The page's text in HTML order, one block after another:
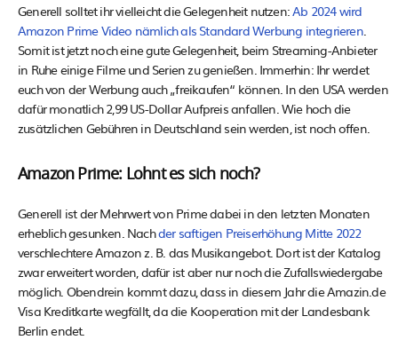
Generell solltet ihr vielleicht die Gelegenheit nutzen:Ab 2024 wird
Amazon Prime Video nämlich als Standard Werbung integrieren.
Somit ist jetzt noch eine gute Gelegenheit, beim Streaming-Anbieter
in Ruhe einige Filme und Serien zu genießen. Immerhin: Ihr werdet
euch von der Werbung auch „freikaufen“ können. In den USA werden
dafür monatlich 2,99 US-Dollar Aufpreis anfallen. Wie hoch die
zusätzlichen Gebühren in Deutschland sein werden, ist noch offen.
Amazon Prime: Lohnt es sich noch?
Generell ist der Mehrwert von Prime dabei in den letzten Monaten
erheblich gesunken. Nachder saftigen Preiserhöhung Mitte 2022
verschlechtere Amazon z. B. das Musikangebot. Dort ist der Katalog
zwar erweitert worden, dafür ist aber nur noch die Zufallswiedergabe
möglich. Obendrein kommt dazu, dass in diesem Jahr die Amazin.de
Visa Kreditkarte wegfällt, da die Kooperation mit der Landesbank
Berlin endet.